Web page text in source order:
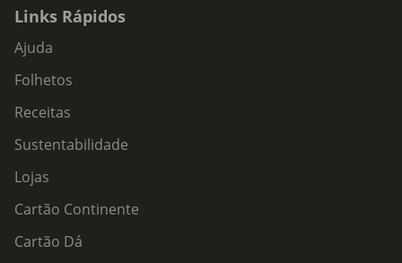
Links Rápidos
Ajuda
Folhetos
Receitas
Sustentabilidade
Lojas
Cartão Continente
Cartão Dá